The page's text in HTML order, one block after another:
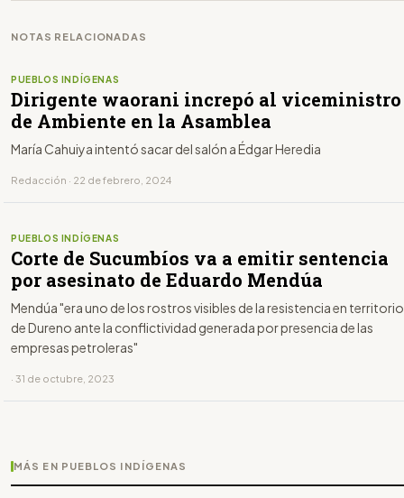
NOTAS RELACIONADAS
PUEBLOS INDÍGENAS
Dirigente waorani increpó al viceministro
de Ambiente en la Asamblea
María Cahuiya intentó sacar del salón a Édgar Heredia
Redacción · 22 de febrero, 2024
PUEBLOS INDÍGENAS
Corte de Sucumbíos va a emitir sentencia
por asesinato de Eduardo Mendúa
Mendúa "era uno de los rostros visibles de la resistencia en territorio
de Dureno ante la conflictividad generada por presencia de las
empresas petroleras"
· 31 de octubre, 2023
MÁS EN PUEBLOS INDÍGENAS